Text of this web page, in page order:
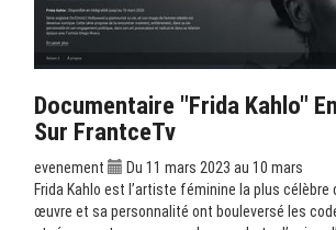
Documentaire "Frida Kahlo"
Sur FrantceTv
evenement
Du 11 mars 2023 au 10 mars
Frida Kahlo est l’artiste féminine la plus célèbre
œuvre et sa personnalité ont bouleversé les